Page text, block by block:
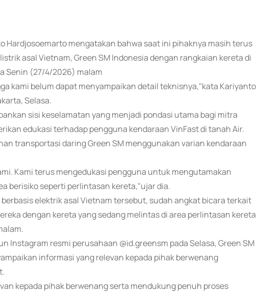
Hardjosoemarto mengatakan bahwa saat ini pihaknya masih terus
asal Vietnam, Green SM Indonesia dengan rangkaian kereta di
Senin (27/4/2026) malam
kami belum dapat menyampaikan detail teknisnya,"kata Kariyanto
Selasa.
sisi keselamatan yang menjadi pondasi utama bagi mitra
edukasi terhadap pengguna kendaraan VinFast di tanah Air.
transportasi daring Green SM menggunakan varian kendaraan
Kami terus mengedukasi pengguna untuk mengutamakan
berisiko seperti perlintasan kereta,"ujar dia.
elektrik asal Vietnam tersebut, sudah angkat bicara terkait
dengan kereta yang sedang melintas di area perlintasan kereta
Instagram resmi perusahaan @id.greensm pada Selasa, Green SM
informasi yang relevan kepada pihak berwenang
kepada pihak berwenang serta mendukung penuh proses